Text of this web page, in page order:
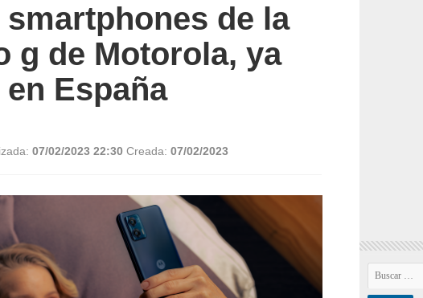
de la
g de Motorola, ya
España
07/02/2023 22:30 Creada: 07/02/2023